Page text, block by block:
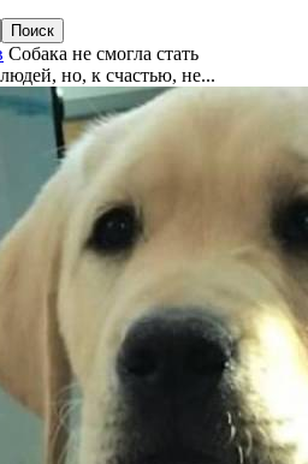
Собака не смогла стать
но, к счастью, не...